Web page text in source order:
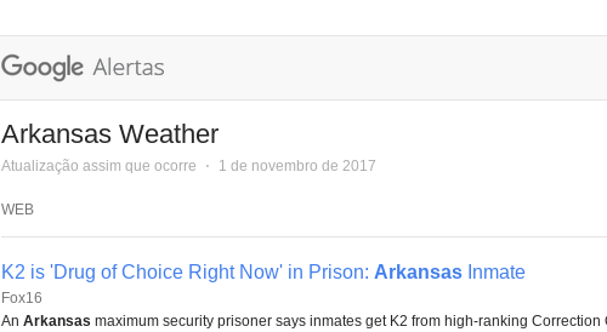
Arkansas Weather
Atualização assim que ocorre ⋅ 1 de novembro de 2017
WEB
K2 is 'Drug of Choice Right Now' in Prison: Arkansas Inmate
Fox16
An Arkansas maximum security prisoner says inmates get K2 from high-ranking Correction